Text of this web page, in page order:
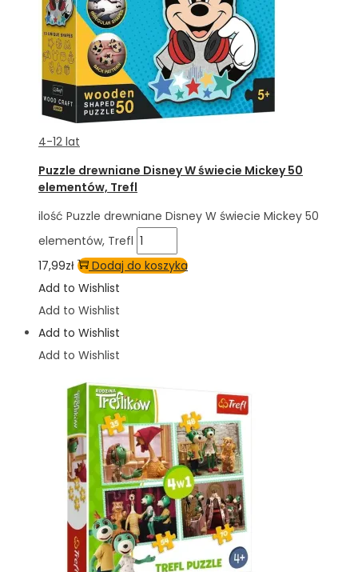
4-12 lat
Puzzle drewniane Disney W świecie Mickey 50
elementów, Trefl
ilość Puzzle drewniane Disney W świecie Mickey 50
elementów, Trefl
17,99zł
Dodaj do koszyka
Add to Wishlist
Add to Wishlist
Add to Wishlist
Add to Wishlist